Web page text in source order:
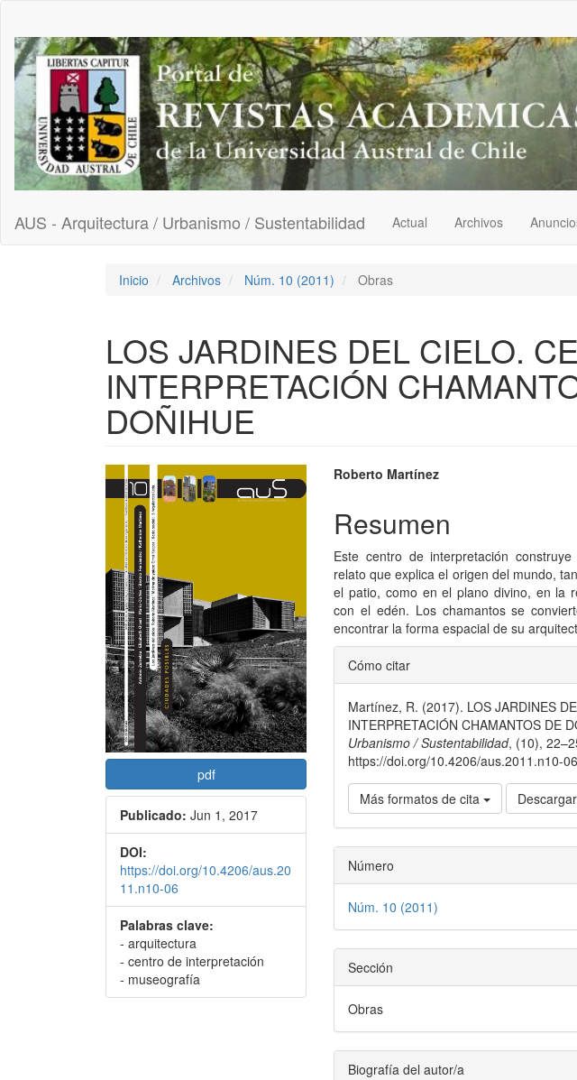
Contenido
principal
Barra
lateral
AUS - Arquitectura / Urbanismo / Sustentabilidad Actual Archivos
Inicio Archivos Núm. 10 (2011) Obras
LOS JARDINES DEL CIELO.
INTERPRETACIÓN
DOÑIHUE
Barra
lateral
del
artículo
pdf
Publicado: Jun 1, 2017
DOI:
https://doi.org/10.4206/aus.20
11.n10-06
Palabras clave:
- arquitectura
- centro de interpretación
- museografía
Contenido
principal
del
artículo
Roberto Martínez
Resumen
Este centro de interpretación
relato que explica el origen del mundo,
el patio, como en el plano divino, en la
con el edén. Los chamantos se
encontrar la forma espacial de su
Detalles
del
artículo
Cómo citar
Martínez, R. (2017). LOS JARDINES
INTERPRETACIÓN CHAMANTOS DE
Urbanismo / Sustentabilidad, (10),
https://doi.org/10.4206/aus.2011.n10-06
Más formatos de cita
Número
Núm. 10 (2011)
Sección
Obras
Biografía del autor/a